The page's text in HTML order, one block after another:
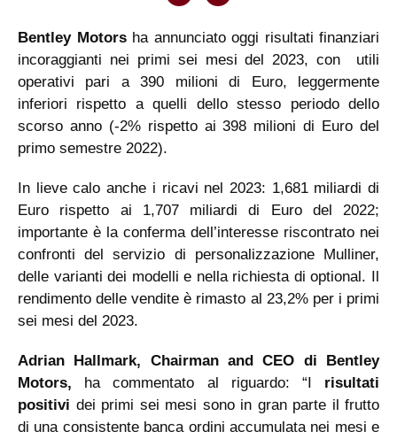
Bentley Motorsha annunciato oggi risultati finanziari
incoraggianti nei primi sei mesi del 2023, con utili
operativi pari a 390 milioni di Euro, leggermente
inferiori rispetto a quelli dello stesso periodo dello
scorso anno (-2% rispetto ai 398 milioni di Euro del
primo semestre 2022).
In lieve calo anche i ricavi nel 2023: 1,681 miliardi di
Euro rispetto ai 1,707 miliardi di Euro del 2022;
importante è la conferma dell’interesse riscontrato nei
confronti del servizio di personalizzazione Mulliner,
delle varianti dei modelli e nella richiesta di optional. Il
rendimento delle vendite è rimasto al 23,2% per i primi
sei mesi del 2023.
Adrian Hallmark, Chairman and CEO di Bentley
Motors, ha commentato al riguardo: “I risultati
positivi dei primi sei mesi sono in gran parte il frutto
di una consistente banca ordini accumulata nei mesi e